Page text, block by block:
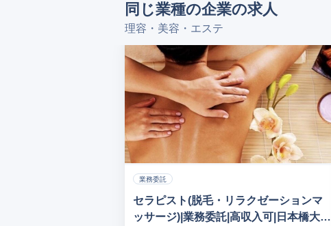
同じ業種の企業の求人
理容・美容・エステ
業務委託
セラピスト(脱毛・リラクゼーションマ
ッサージ)|業務委託|高収入可|日本橋大伝